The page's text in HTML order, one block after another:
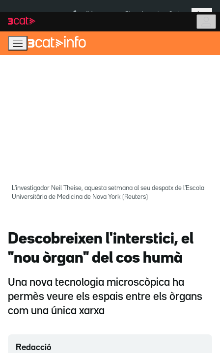
navegació
principal
contingut
Més
L'investigador Neil Theise, aquesta setmana al seu despatx de l'Escola
Universitària de Medicina de Nova York (Reuters)
Descobreixen l'interstici, el
"nou òrgan" del cos humà
Una nova tecnologia microscòpica ha
permès veure els espais entre els òrgans
com una única xarxa
Redacció